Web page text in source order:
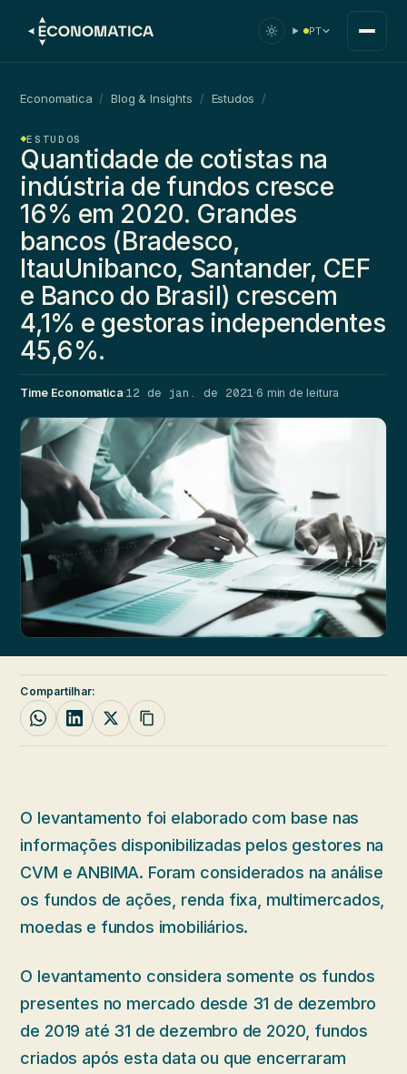
PT
Economatica / Blog & Insights / Estudos /
ESTUDOS
Quantidade de cotistas na
indústria de fundos cresce
16% em 2020. Grandes
bancos (Bradesco,
ItauUnibanco, Santander, CEF
e Banco do Brasil) crescem
4,1% e gestoras independentes
45,6%.
Time Economatica·12 de jan. de 2021·6 min de leitura
Compartilhar:
O levantamento foi elaborado com base nas
informações disponibilizadas pelos gestores na
CVM e ANBIMA. Foram considerados na análise
os fundos de ações, renda fixa, multimercados,
moedas e fundos imobiliários.
O levantamento considera somente os fundos
presentes no mercado desde 31 de dezembro
de 2019 até 31 de dezembro de 2020, fundos
criados após esta data ou que encerraram